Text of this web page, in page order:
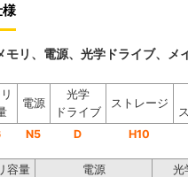
リ、電源、光学ドライブ、
電源
光学
ドライブ
ストレージ
N5 D H10
容量 電源 光